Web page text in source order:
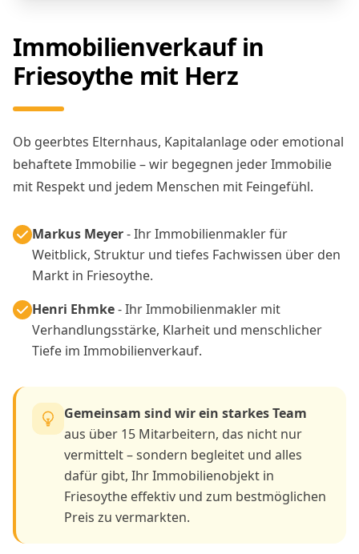
Immobilienverkauf in
Friesoythe mit Herz
Ob geerbtes Elternhaus, Kapitalanlage oder emotional
behaftete Immobilie – wir begegnen jeder Immobilie
mit Respekt und jedem Menschen mit Feingefühl.
Markus Meyer- Ihr Immobilienmakler für
Weitblick, Struktur und tiefes Fachwissen über den
Markt in Friesoythe.
Henri Ehmke- Ihr Immobilienmakler mit
Verhandlungsstärke, Klarheit und menschlicher
Tiefe im Immobilienverkauf.
Gemeinsam sind wir ein starkes Team
aus über 15 Mitarbeitern, das nicht nur
vermittelt – sondern begleitet und alles
dafür gibt, Ihr Immobilienobjekt in
Friesoythe effektiv und zum bestmöglichen
Preis zu vermarkten.